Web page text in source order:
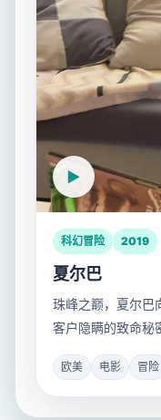
科幻冒险 2019
夏尔巴
珠峰之巅，夏尔巴
客户隐瞒的致命秘
欧美 电影 冒险